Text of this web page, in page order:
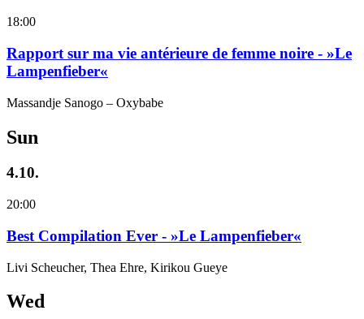
18:00
Rapport sur ma vie antérieure de femme noire - »Le
Lampenfieber«
Massandje Sanogo – Oxybabe
Sun
4.10.
20:00
Best Compilation Ever - »Le Lampenfieber«
Livi Scheucher, Thea Ehre, Kirikou Gueye
Wed